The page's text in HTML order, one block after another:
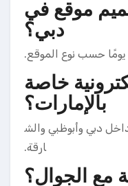
موقع في
دبي؟
خاصة
بالإمارات؟
دبي وأبوظبي والش
ارقة.
مع الجوال؟